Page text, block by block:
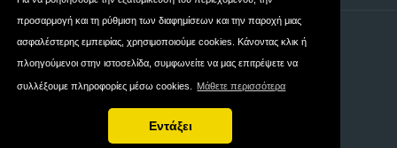
προσαρμογή και τη ρύθμιση των διαφημίσεων και την παροχή μιας
ασφαλέστερης εμπειρίας, χρησιμοποιούμε cookies. Κάνοντας κλικ ή
πλοηγούμενοι στην ιστοσελίδα, συμφωνείτε να μας επιτρέψετε να
συλλέξουμε πληροφορίες μέσω cookies. Μάθετε περισσότερα
Εντάξει
Επικοινωνία Ιδιωτικότητα
Όροι και Ellada
Πνευματική ιδιοκτησία © 2026 DatingWebsites.gr